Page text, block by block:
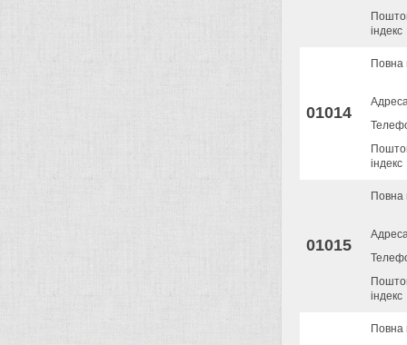
індекс
01014
Повна
індекс
01015
Повна
індекс
Повна